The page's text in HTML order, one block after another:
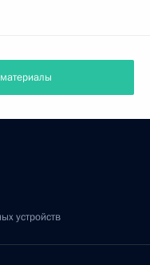
устройств